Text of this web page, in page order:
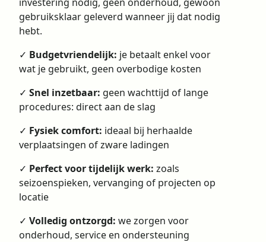
gebruiksklaar geleverd wanneer jij dat nodig
hebt.
✓ Budgetvriendelijk: je betaalt enkel voor
wat je gebruikt, geen overbodige kosten
✓ Snel inzetbaar: geen wachttijd of lange
procedures: direct aan de slag
✓ Fysiek comfort: ideaal bij herhaalde
verplaatsingen of zware ladingen
✓ Perfect voor tijdelijk werk: zoals
seizoenspieken, vervanging of projecten op
locatie
✓ Volledig ontzorgd: we zorgen voor
onderhoud, service en ondersteuning